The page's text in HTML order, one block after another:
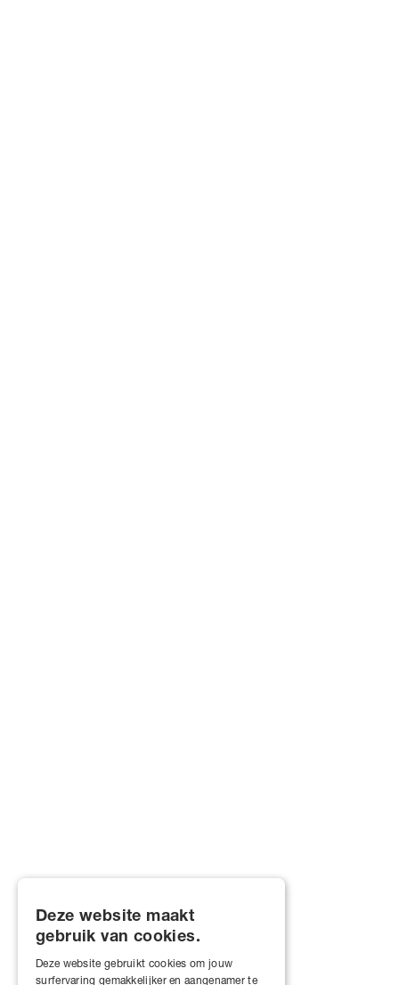
Deze website maakt
gebruik van cookies.
Deze website gebruikt cookies om jouw
surfervaring gemakkelijker en aangenamer te